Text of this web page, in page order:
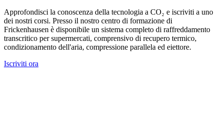
Approfondisci la conoscenza della tecnologia a CO₂ e iscriviti a uno
dei nostri corsi. Presso il nostro centro di formazione di
Frickenhausen è disponibile un sistema completo di raffreddamento
transcritico per supermercati, comprensivo di recupero termico,
condizionamento dell'aria, compressione parallela ed eiettore.
Iscriviti ora